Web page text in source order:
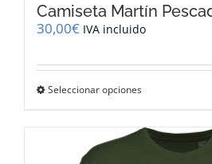
Camiseta Martín
30,00€ IVA incluido
Seleccionar opciones
múltiples
variantes.